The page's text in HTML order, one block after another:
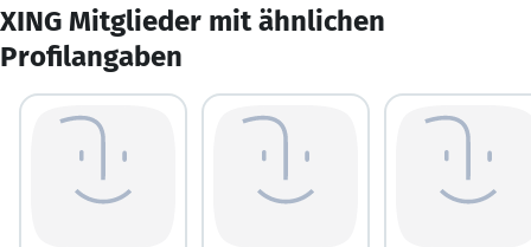
XING Mitglieder mit ähnlichen
Profilangaben